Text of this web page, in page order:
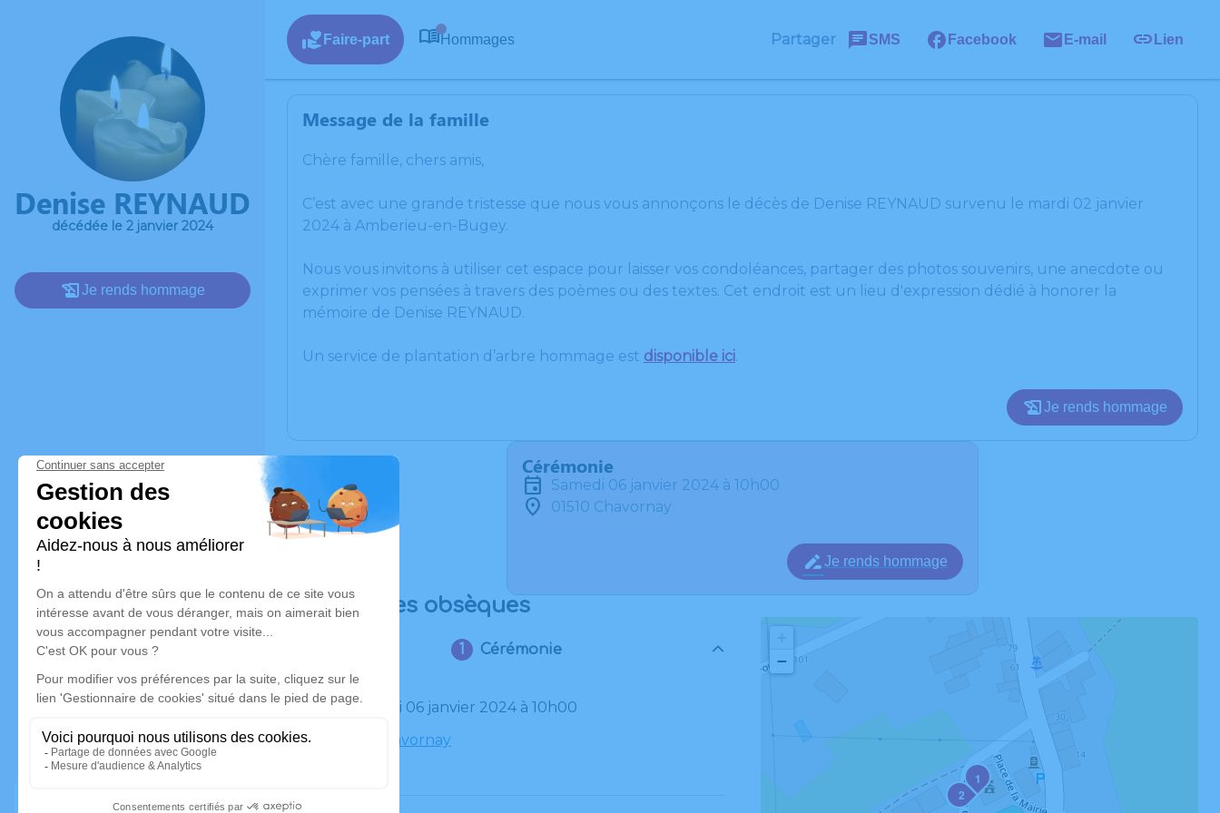
Denise REYNAUD
décédée le 2 janvier 2024
Je rends hommage
Faire-part Hommages Partager SMS Facebook E-mail Lien
Message de la famille
Chère famille, chers amis,
C’est avec une grande tristesse que nous vous annonçons le décès de Denise REYNAUD survenu le mardi 02 janvier
2024 à Amberieu-en-Bugey.
Nous vous invitons à utiliser cet espace pour laisser vos condoléances, partager des photos souvenirs, une anecdote ou
exprimer vos pensées à travers des poèmes ou des textes. Cet endroit est un lieu d'expression dédié à honorer la
mémoire de Denise REYNAUD.
Un service de plantation d’arbre hommage est disponible ici.
Je rends hommage
Cérémonie
samedi 06 janvier 2024 à 10h00
01510 Chavornay
Je rends hommage
Déroulé des obsèques
Cérémonie
Le samedi 06 janvier 2024 à 10h00
01510 Chavornay
1
2
−